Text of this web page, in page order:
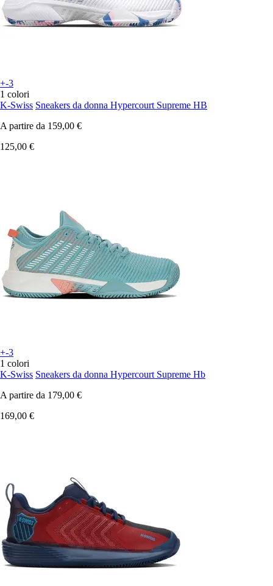
+-3
1 colori
K-Swiss Sneakers da donna Hypercourt Supreme HB
A partire da 159,00 €
125,00 €
+-3
1 colori
K-Swiss Sneakers da donna Hypercourt Supreme Hb
A partire da 179,00 €
169,00 €